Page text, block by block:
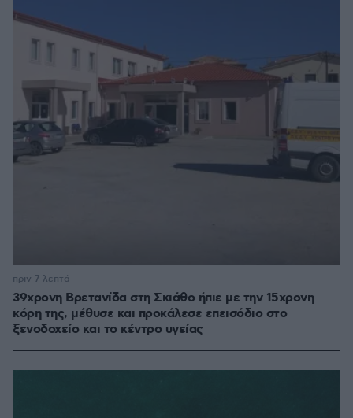
39χρονη Βρετανίδα στη Σκιάθο ήπιε με την 15χρονη
κόρη της, μέθυσε και προκάλεσε επεισόδιο στο
ξενοδοχείο και το κέντρο υγείας
πριν 7 λεπτά